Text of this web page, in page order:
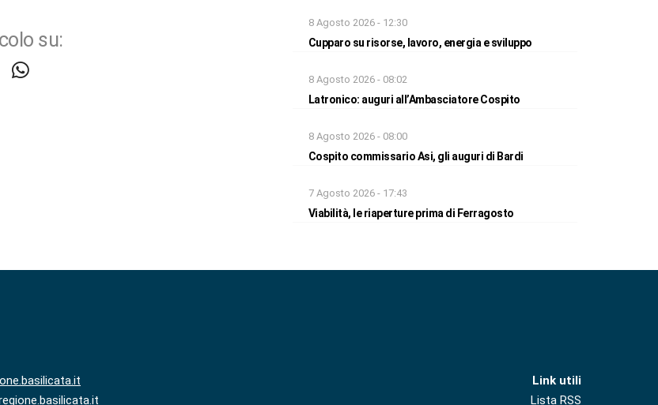
su:
8 Agosto 2026 - 12:30
Cupparo su risorse, lavoro, energia e sviluppo
8 Agosto 2026 - 08:02
Latronico: auguri all’Ambasciatore Cospito
8 Agosto 2026 - 08:00
Cospito commissario Asi, gli auguri di Bardi
7 Agosto 2026 - 17:43
Viabilità, le riaperture prima di Ferragosto
Link utili
Lista RSS